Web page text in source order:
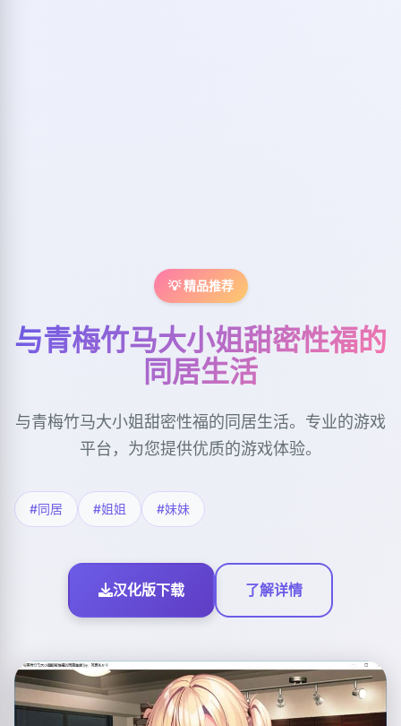
💡 精品推荐
与青梅竹马大小姐甜密性福的
同居生活
与青梅竹马大小姐甜密性福的同居生活。专业的游戏
平台，为您提供优质的游戏体验。
#同居 #姐姐 #妹妹
汉化版下载 了解详情